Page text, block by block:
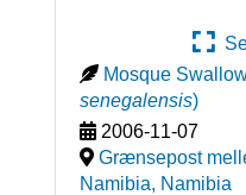
Mosque
senegalensis)
2006-11-07
Grænsepost
Namibia, Namibia